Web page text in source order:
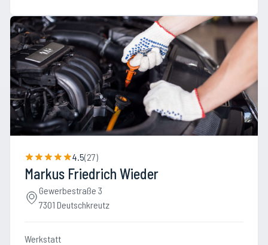
4.5(27)
Markus Friedrich Wieder
Gewerbestraße 3
7301 Deutschkreutz
Werkstatt